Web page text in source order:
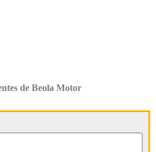
de Beola Motor